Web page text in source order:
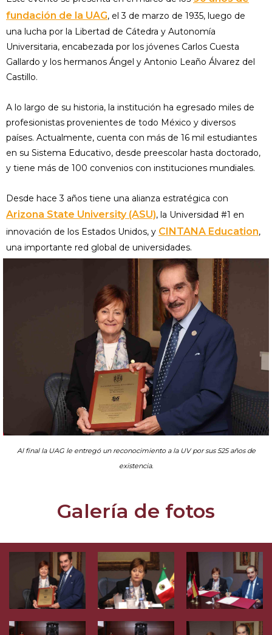
fundación de la UAG, el 3 de marzo de 1935, luego de
una lucha por la Libertad de Cátedra y Autonomía
Universitaria, encabezada por los jóvenes Carlos Cuesta
Gallardo y los hermanos Ángel y Antonio Leaño Álvarez del
Castillo.
A lo largo de su historia, la institución ha egresado miles de
profesionistas provenientes de todo México y diversos
países. Actualmente, cuenta con más de 16 mil estudiantes
en su Sistema Educativo, desde preescolar hasta doctorado,
y tiene más de 100 convenios con instituciones mundiales.
Desde hace 3 años tiene una alianza estratégica con
Arizona State University (ASU), la Universidad #1 en
innovación de los Estados Unidos, y CINTANA Education,
una importante red global de universidades.
Al final la UAG le entregó un reconocimiento a la UV por sus 525 años de
existencia.
Galería de fotos